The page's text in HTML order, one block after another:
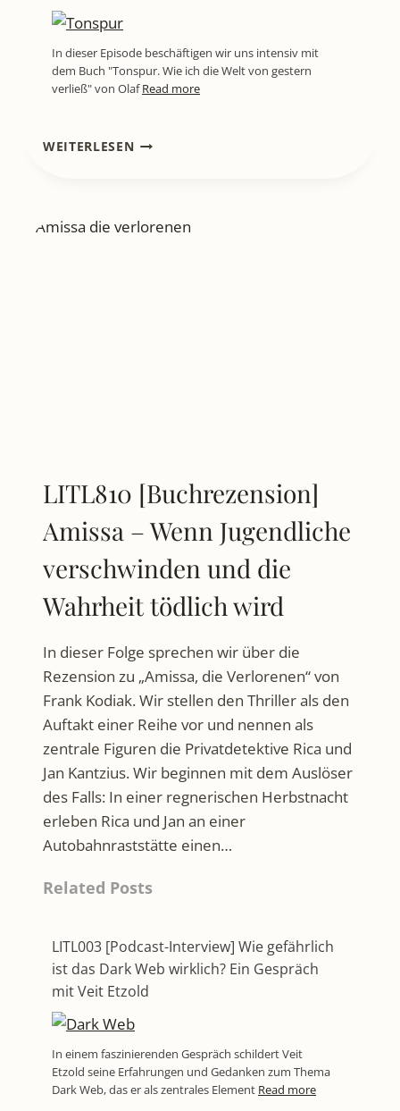
In dieser Episode beschäftigen wir uns intensiv mit
dem Buch "Tonspur. Wie ich die Welt von gestern
verließ" von OlafRead more
WEITERLESENLITL815
PLAYLIST
–
LITL810 [Buchrezension]
Amissa – Wenn Jugendliche
verschwinden und die
Wahrheit tödlich wird
In dieser Folge sprechen wir über die
Rezension zu „Amissa, die Verlorenen“ von
Frank Kodiak. Wir stellen den Thriller als den
Auftakt einer Reihe vor und nennen als
zentrale Figuren die Privatdetektive Rica und
Jan Kantzius. Wir beginnen mit dem Auslöser
des Falls: In einer regnerischen Herbstnacht
erleben Rica und Jan an einer
Autobahnraststätte einen…
Related Posts
LITL003 [Podcast-Interview] Wie gefährlich
ist das Dark Web wirklich? Ein Gespräch
mit Veit Etzold
In einem faszinierenden Gespräch schildert Veit
Etzold seine Erfahrungen und Gedanken zum Thema
Dark Web, das er als zentrales Element Read more